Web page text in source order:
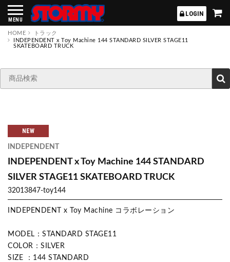
MENU
LOGIN
HOME
トラック
INDEPENDENT x Toy Machine 144 STANDARD SILVER STAGE11
SKATEBOARD TRUCK
NEW
INDEPENDENT
INDEPENDENT x Toy Machine 144 STANDARD
SILVER STAGE11 SKATEBOARD TRUCK
32013847-toy144
INDEPENDENT x Toy Machine コラボレーション
MODEL：STANDARD STAGE11
COLOR：SILVER
SIZE ：144 STANDARD